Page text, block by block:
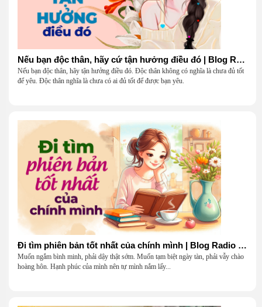
Nếu bạn độc thân, hãy cứ tận hưởng điều đó | Blog Radio 904
Nếu bạn độc thân, hãy tận hưởng điều đó. Độc thân không có nghĩa là chưa đủ tốt
để yêu. Độc thân nghĩa là chưa có ai đủ tốt để được bạn yêu.
Đi tìm phiên bản tốt nhất của chính mình | Blog Radio 903
Muốn ngắm bình minh, phải dậy thật sớm. Muốn tạm biệt ngày tàn, phải vẫy chào
hoàng hôn. Hạnh phúc của mình nên tự mình nắm lấy...